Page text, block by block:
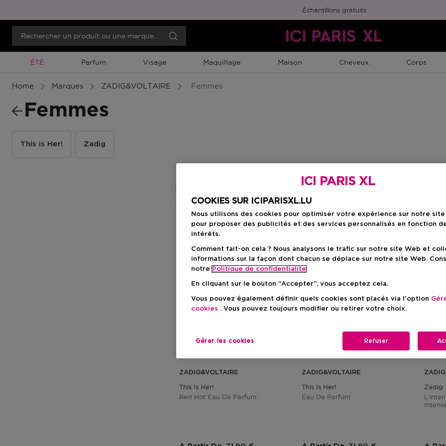
Échantillons gratuits
Promotion À Durée Limitée
ÉTÉ Parfum Visage Maquillage Maison Cheveux Corps
Home Marques ZADIG&VOLTAIRE Femmes
Femmes
This is Her! Zadig
9 Résultats
ZADIG&VOLTAIRE
This Is Her!
Red Hot Eau De Parfum
ZADIG&VOLTAIRE
This Is Her!
Eau De Parfum
Zadig
ICI PARIS XL
COOKIES SUR ICIPARISXL.LU
Nous utilisons des cookies pour optimiser votre expérience sur notre
pour proposer des publicités et des services personnalisés en fonction
intérêts.
Comment fait-on cela ? Nous analysons le trafic sur notre site Web et
informations sur la façon dont chacun se déplace sur notre site Web.
notre Politique de confidentialite
En cliquant sur le bouton “Accepter”, vous acceptez cela.
Vous pouvez également définir quels cookies sont placés via l'option
cookies . Vous pouvez toujours modifier ou retirer votre choix.
Gérer les cookies Refuser